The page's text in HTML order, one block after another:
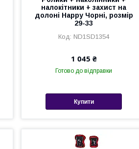
налокітники + захист на
долоні Happy Чорні, розмір
29-33
ND1SD1354
1 045 ₴
Готово до відправки
Купити